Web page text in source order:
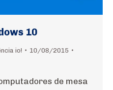
10
io!
10/08/2015
de mesa